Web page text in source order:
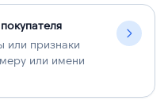
или признаки
или имени